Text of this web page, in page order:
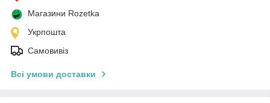
Магазини Rozetka
Укрпошта
Самовивіз
Всі умови доставки